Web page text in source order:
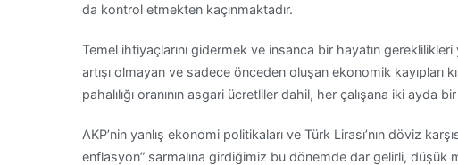
da kontrol etmekten kaçınmaktadır.
Temel ihtiyaçlarını gidermek ve insanca bir hayatın
artışı olmayan ve sadece önceden oluşan ekonomik kayıpları
pahalılığı oranının asgari ücretliler dahil, her çalışana iki ayda
AKP’nin yanlış ekonomi politikaları ve Türk Lirası’nın döviz
enflasyon” sarmalına girdiğimiz bu dönemde dar gelirli, düşük